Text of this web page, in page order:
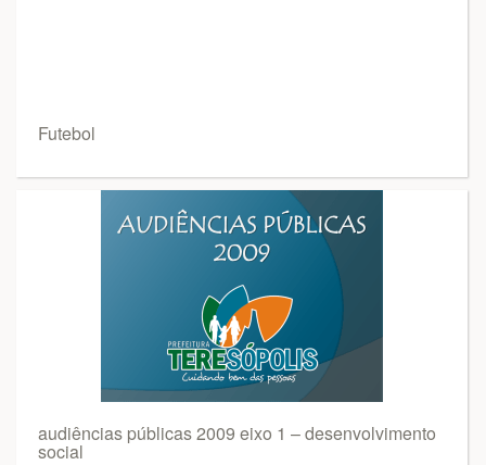
Futebol
audiências públicas 2009 eixo 1 – desenvolvimento
social